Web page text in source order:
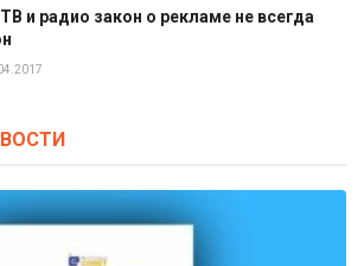
и радио закон о рекламе не всегда